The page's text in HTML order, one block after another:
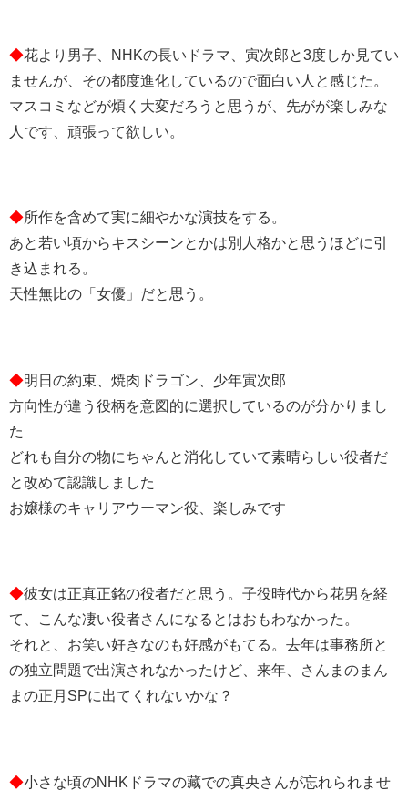
◆花より男子、NHKの長いドラマ、寅次郎と3度しか見てい
ませんが、その都度進化しているので面白い人と感じた。
マスコミなどが煩く大変だろうと思うが、先がが楽しみな
人です、頑張って欲しい。
◆所作を含めて実に細やかな演技をする。
あと若い頃からキスシーンとかは別人格かと思うほどに引
き込まれる。
天性無比の「女優」だと思う。
◆明日の約束、焼肉ドラゴン、少年寅次郎
方向性が違う役柄を意図的に選択しているのが分かりまし
た
どれも自分の物にちゃんと消化していて素晴らしい役者だ
と改めて認識しました
お嬢様のキャリアウーマン役、楽しみです
◆彼女は正真正銘の役者だと思う。子役時代から花男を経
て、こんな凄い役者さんになるとはおもわなかった。
それと、お笑い好きなのも好感がもてる。去年は事務所と
の独立問題で出演されなかったけど、来年、さんまのまん
まの正月SPに出てくれないかな？
◆小さな頃のNHKドラマの藏での真央さんが忘れられませ